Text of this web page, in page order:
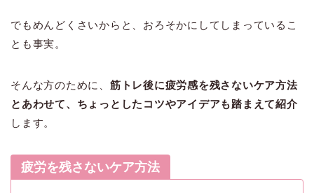
でもめんどくさいからと、おろそかにしてしまっているこ
とも事実。
そんな方のために、 筋トレ後に疲労感を残さないケア方法
とあわせて、ちょっとしたコツやアイデアも踏まえて紹介
します。
疲労を残さないケア方法